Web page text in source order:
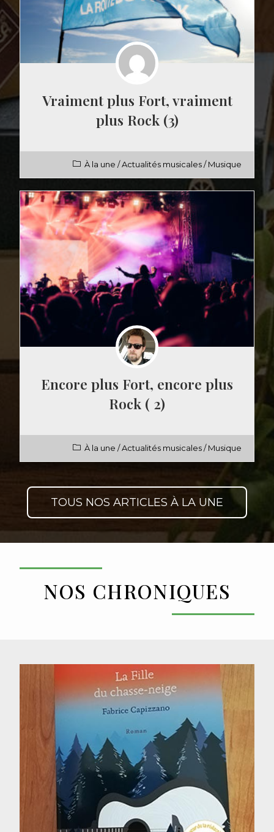
Vraiment plus Fort, vraiment
plus Rock (3)
À la une /Actualités musicales/Musique
Encore plus Fort, encore plus
Rock ( 2)
À la une /Actualités musicales/Musique
TOUS NOS ARTICLES À LA UNE
NOS CHRONIQUES
La Fille du chasse-neige, de
Fabrice Capizzano
LIRE LA CHRONIQUE